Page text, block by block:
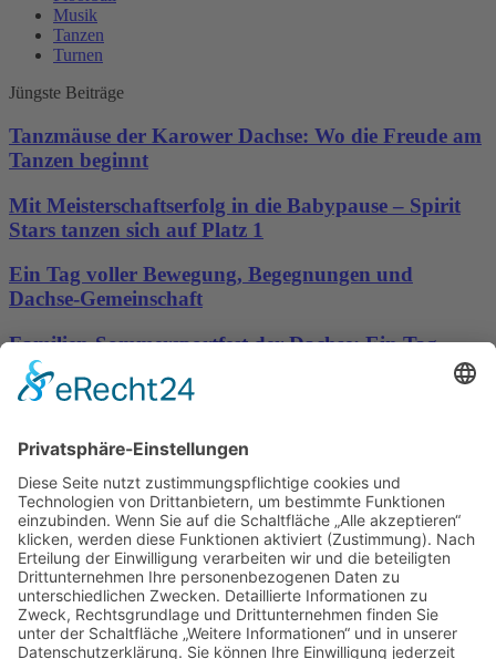
Musik
Tanzen
Turnen
Jüngste Beiträge
Tanzmäuse der Karower Dachse: Wo die Freude am
Tanzen beginnt
Mit Meisterschaftserfolg in die Babypause – Spirit
Stars tanzen sich auf Platz 1
Ein Tag voller Bewegung, Begegnungen und
Dachse-Gemeinschaft
Familien-Sommersportfest der Dachse: Ein Tag
voller Bewegung, Spaß und Gemeinschaft
Technischer Administrator: Silvio Osowsky
Tage
Stunden
Minuten
Sekunden
Wir freuen uns auf einen tollen
sportlichen Familientag mit Allen